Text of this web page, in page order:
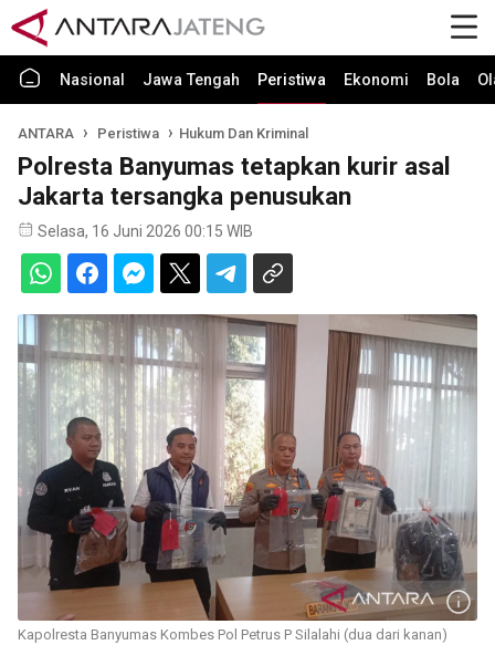
Nasional Jawa Tengah Peristiwa Ekonomi Bola
ANTARA Peristiwa Hukum Dan Kriminal
Polresta Banyumas tetapkan kurir asal
Jakarta tersangka penusukan
Selasa, 16 Juni 2026 00:15 WIB
Kapolresta Banyumas Kombes Pol Petrus P Silalahi (dua dari kanan)